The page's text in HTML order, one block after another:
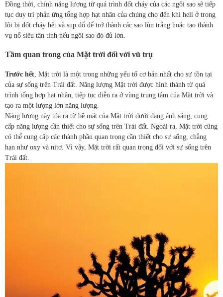
Đồng thời, chính năng lượng từ quá trình đốt cháy của các ngôi sao sẽ tiếp
tục duy trì phản ứng tổng hợp hạt nhân của chúng cho đến khi heli ở trong
lõi bị đốt cháy hết và sụp đổ để trở thành các sao lùn trắng hoặc tạo thành
vụ nổ siêu tân tinh nếu ngôi sao đó đủ lớn.
Tầm quan trong của Mặt trời đối với vũ trụ
Trước hết , Mặt trời là một trong những yếu tố cơ bản nhất cho sự tồn tại
của sự sống trên Trái đất. Năng lượng Mặt trời được hình thành từ quá
trình tổng hợp hạt nhân, tiếp tục diễn ra ở vùng trung tâm của Mặt trời và
tạo ra một lượng lớn năng lượng.
Năng lượng này tỏa ra từ bề mặt của Mặt trời dưới dạng ánh sáng, cung
cấp năng lượng cần thiết cho sự sống trên Trái đất. Ngoài ra, Mặt trời cũng
có thể cung cấp các thành phần quan trọng cần thiết cho sự sống, chẳng
hạn như oxy và nitơ. Vì vậy, Mặt trời rất quan trọng đối với sự sống trên
Trái đất.